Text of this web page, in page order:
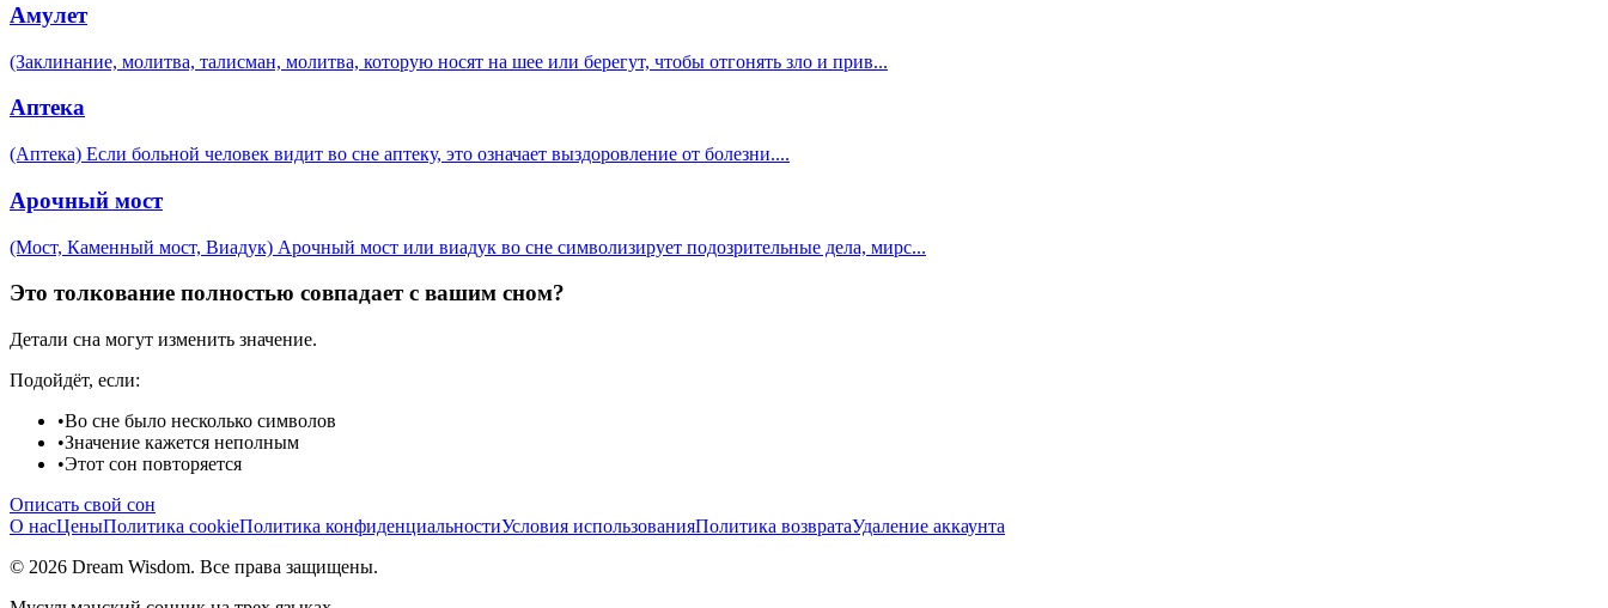
Амулет
(Заклинание, молитва, талисман, молитва, которую носят на шее или берегут, чтобы отгонять зло и прив...
Аптека
(Аптека) Если больной человек видит во сне аптеку, это означает выздоровление от болезни....
Арочный мост
(Мост, Каменный мост, Виадук) Арочный мост или виадук во сне символизирует подозрительные дела, мирс...
Это толкование полностью совпадает с вашим сном?
Детали сна могут изменить значение.
Подойдёт, если:
•Во сне было несколько символов
•Значение кажется неполным
•Этот сон повторяется
Описать свой сон
О насЦеныПолитика cookieПолитика конфиденциальностиУсловия использованияПолитика возвратаУдаление аккаунта
© 2026 Dream Wisdom. Все права защищены.